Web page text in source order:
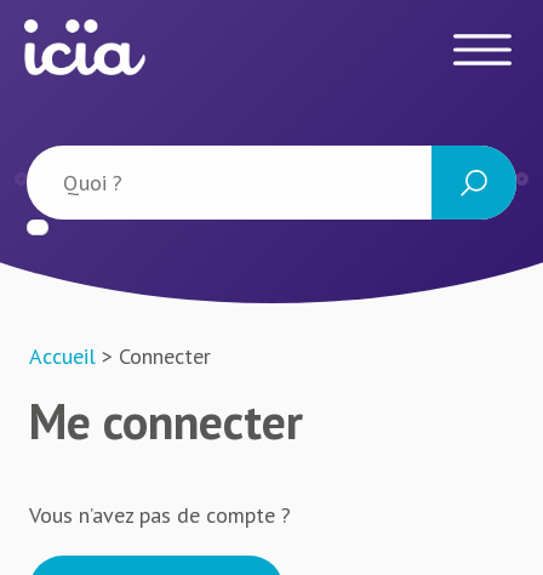
Accueil > Connecter
Me connecter
Vous n’avez pas de compte ?